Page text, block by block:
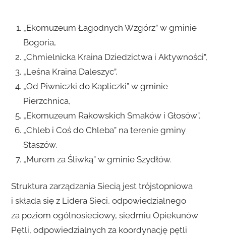
„Ekomuzeum Łagodnych Wzgórz” w gminie
Bogoria,
„Chmielnicka Kraina Dziedzictwa i Aktywności”,
„Leśna Kraina Daleszyc”,
„Od Piwniczki do Kapliczki” w gminie
Pierzchnica,
„Ekomuzeum Rakowskich Smaków i Głosów”,
„Chleb i Coś do Chleba” na terenie gminy
Staszów,
„Murem za Śliwką” w gminie Szydłów.
Struktura zarządzania Siecią jest trójstopniowa
i składa się z Lidera Sieci, odpowiedzialnego
za poziom ogólnosieciowy, siedmiu Opiekunów
Pętli, odpowiedzialnych za koordynację pętli